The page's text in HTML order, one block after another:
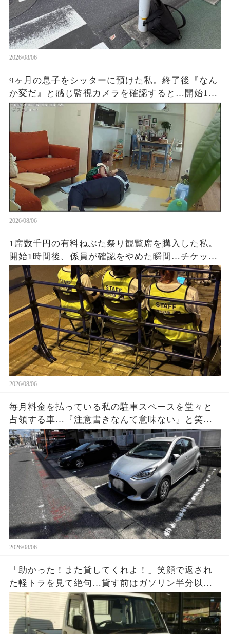
2026/08/06
9ヶ月の息子をシッターに預けた私。終了後『なん
か変だ』と感じ監視カメラを確認すると…開始1時
間でYouTube放置、スマホ操作、最後に起きた“信
じられない映像”に涙が止まらなかった
2026/08/06
1席数千円の有料ねぶた祭り観覧席を購入した私。
開始1時間後、係員が確認をやめた瞬間…チケット
なしの人が次々と着席。正規購入者が戻ってきた
時に見た光景とは…
2026/08/06
毎月料金を払っている私の駐車スペースを堂々と
占領する車…『注意書きなんて意味ない』と笑う
持ち主に、私は静かに反撃準備。3枚の写真と記録
が揃った数日後、状況が一変する…
2026/08/06
「助かった！また貸してくれよ！」笑顔で返され
た軽トラを見て絶句…貸す前はガソリン半分以上
だったのに、返却時メーターはほぼE。数百円を惜
しんだ友人が半年後に失ったものとは…